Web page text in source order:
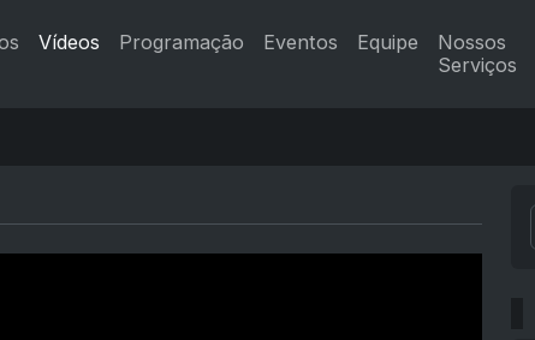
Vídeos Programação Eventos Equipe
Nossos
Serviços